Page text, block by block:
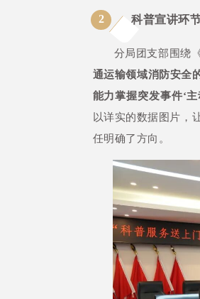
2 科普宣讲环
分局团支部围绕
通运输领域消防安全
能力掌握突发事件‘
以详实的数据图片，
任明确了方向。